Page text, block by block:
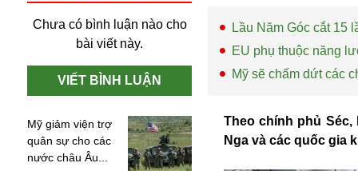
Chưa có bình luận nào cho
bài viết này.
VIẾT BÌNH LUẬN
Mỹ giảm viện trợ
quân sự cho các
nước châu Âu...
Lầu Năm Góc cắt 15
EU phụ thuộc năng
Mỹ sẽ chấm dứt các
Theo chính phủ
Nga và các quốc gia